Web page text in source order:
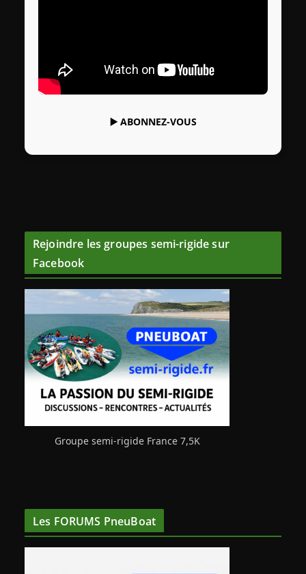
▶️ ABONNEZ-VOUS
Rejoindre les groupes semi-rigide sur
Facebook
Groupe semi-rigide France 7,5K
Les FORUMS PneuBoat